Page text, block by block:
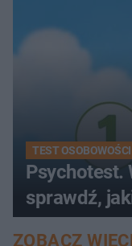
TEST OSOBOWOŚCI
Psychotest.
sprawdź,
ZOBACZ